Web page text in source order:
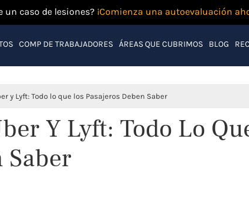
un caso de lesiones? ¡Comienza una autoevaluación
COMP DE TRABAJADORES ÁREAS QUE CUBRIMOS BLOG
y Lyft: Todo lo que los Pasajeros Deben Saber
Y Lyft: Todo Lo
Saber